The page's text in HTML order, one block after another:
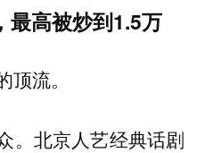
最高被炒到1.5万
流。
。北京人艺经典话剧